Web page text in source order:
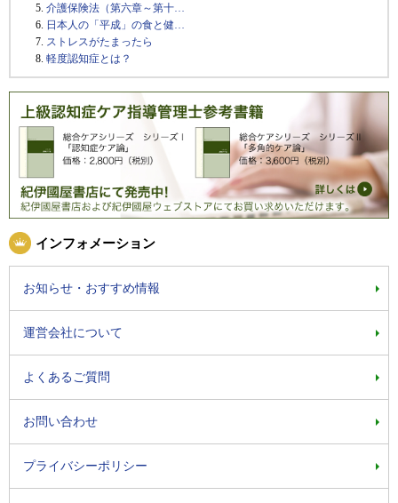
介護保険法（第六章～第十…
日本人の「平成」の食と健…
ストレスがたまったら
軽度認知症とは？
インフォメーション
お知らせ・おすすめ情報
運営会社について
よくあるご質問
お問い合わせ
プライバシーポリシー